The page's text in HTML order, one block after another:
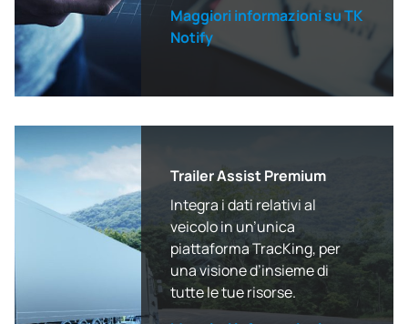
Maggiori informazioni su TK
Notify
Trailer Assist Premium
Integra i dati relativi al
veicolo in un’unica
piattaforma TracKing, per
una visione d’insieme di
tutte le tue risorse.